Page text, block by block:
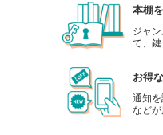
本棚
ジャ
て、鍵
お得
通知
などが